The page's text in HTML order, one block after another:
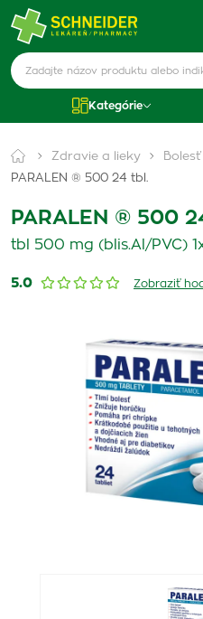
Kategórie
Zdravie a lieky Bolesť
PARALEN ® 500 24 tbl.
PARALEN ® 500
tbl 500 mg (blis.Al/PVC)
5.0 Zobraziť